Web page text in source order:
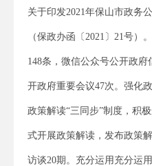
关于印发2021年保山市政务
（保政办函〔2021〕21号）
148条，微信公众号公开政
开政府重要会议47次。强化
政策解读“三同步”制度，积
式开展政策解读，发布政策
访谈20期。充分运用充分运